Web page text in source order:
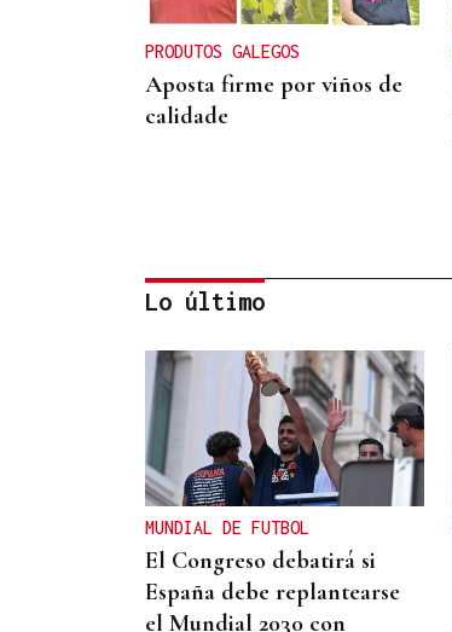
PRODUTOS GALEGOS
Aposta firme por viños de
calidade
ALIANZA
La D.O. Monterrei refuerza
su proyección enoturística
junto a Expourense
Lo último
MUNDIAL DE FUTBOL
El Congreso debatirá si
España debe replantearse
el Mundial 2030 con